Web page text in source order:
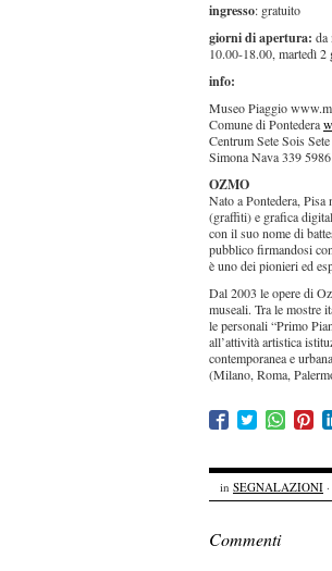
ingresso: gratuito
giorni di apertura: da
10.00-18.00, martedì 2
info:
Museo Piaggio
Comune di Pontedera
Centrum Sete Sois
Simona Nava 339
OZMO
Nato a Pontedera,
(graffiti) e grafica
con il suo nome di
pubblico firmandosi
è uno dei pionieri ed
Dal 2003 le opere di
museali. Tra le mostre
le personali “Primo
all’attività artistica
contemporanea e
(Milano, Roma,
in SEGNALAZIONI
Commenti